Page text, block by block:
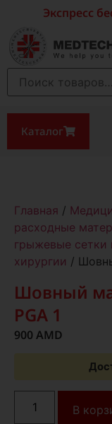
Экспресс
Каталог
Главная /
расходные
грыжевые сетки
хирургии /
Шовный
PGA 1
900 AMD
В